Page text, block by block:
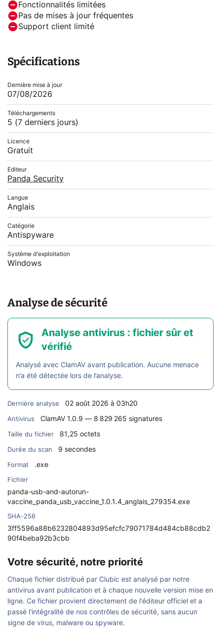
Fonctionnalités limitées
Pas de mises à jour fréquentes
Support client limité
Spécifications
Dernière mise à jour
07/08/2026
Téléchargements
5 (7 derniers jours)
Licence
Gratuit
Editeur
Panda Security
Langue
Anglais
Catégorie
Antispyware
Système d'exploitation
Windows
Analyse de sécurité
Analyse antivirus : fichier sûr et
vérifié
Analysé avec ClamAV avant publication. Aucune menace
n’a été détectée lors de l’analyse.
Dernière analyse 02 août 2026 à 03h20
Antivirus ClamAV 1.0.9 — 8 829 265 signatures
Taille du fichier 81,25 octets
Durée du scan 9 secondes
Format .exe
Fichier
panda-usb-and-autorun-
vaccine_panda_usb_vaccine_1.0.1.4_anglais_279354.exe
SHA-256
3ff5596a88b6232804893d95efcfc79071784d484cb88cdb2
90f4beba92b3cbb
Votre sécurité, notre priorité
Chaque fichier distribué par Clubic est analysé par notre
antivirus avant publication et à chaque nouvelle version mise en
ligne. Ce fichier provient directement de l'éditeur officiel et a
passé l'intégralité de nos contrôles de sécurité, sans aucun
signe de virus, malware ou spyware.